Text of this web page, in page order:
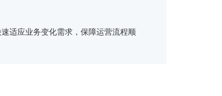
适应业务变化需求，保障运营流程顺